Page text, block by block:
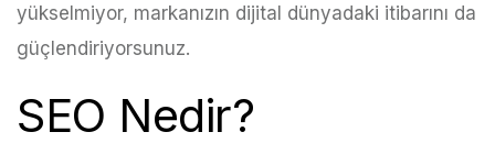
yükselmiyor, markanızın dijital dünyadaki itibarını da
güçlendiriyorsunuz.
SEO Nedir?